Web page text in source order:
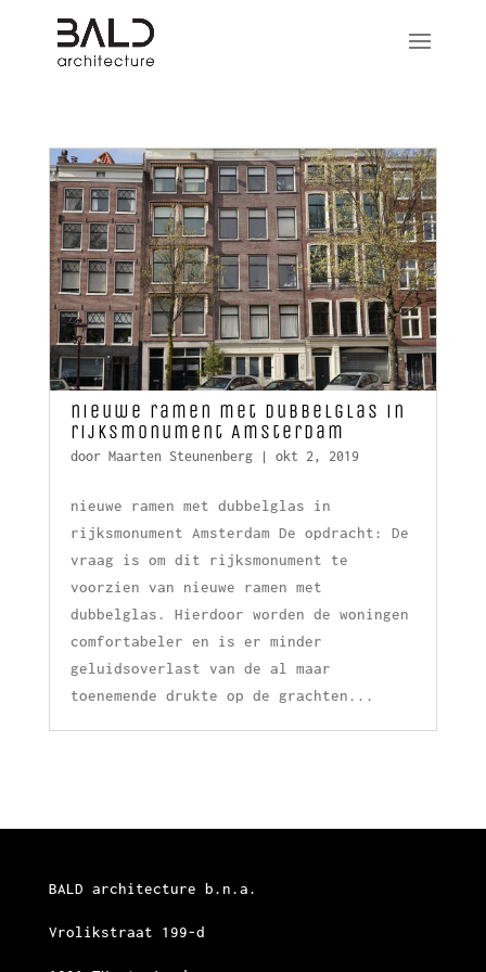
nieuwe ramen met dubbelglas in
rijksmonument Amsterdam
door Maarten Steunenberg| okt 2, 2019
nieuwe ramen met dubbelglas in
rijksmonument Amsterdam De opdracht: De
vraag is om dit rijksmonument te
voorzien van nieuwe ramen met
dubbelglas. Hierdoor worden de woningen
comfortabeler en is er minder
geluidsoverlast van de al maar
toenemende drukte op de grachten...
BALD architecture b.n.a.
Vrolikstraat 199-d